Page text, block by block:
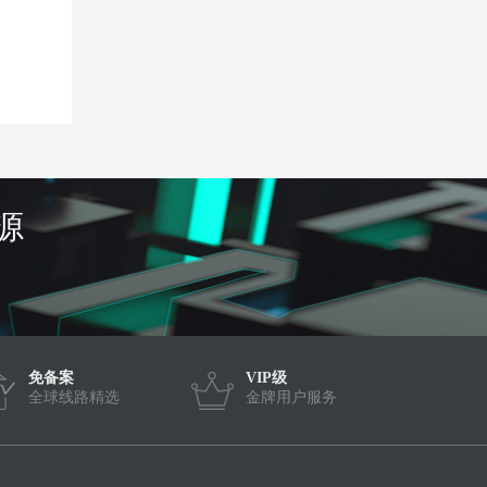
免备案
全球线路精选
VIP级
金牌用户服务